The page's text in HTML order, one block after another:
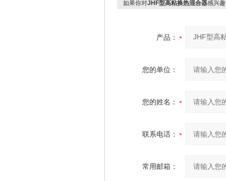
如果你对JHF型高粘换热混合器感兴
产品：
您的单位：
您的姓名：
联系电话：
常用邮箱：